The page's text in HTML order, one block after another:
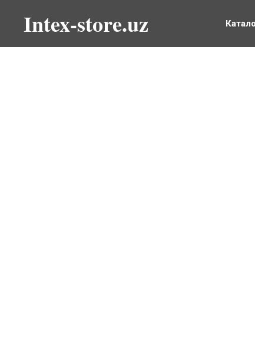
Intex-store.uz